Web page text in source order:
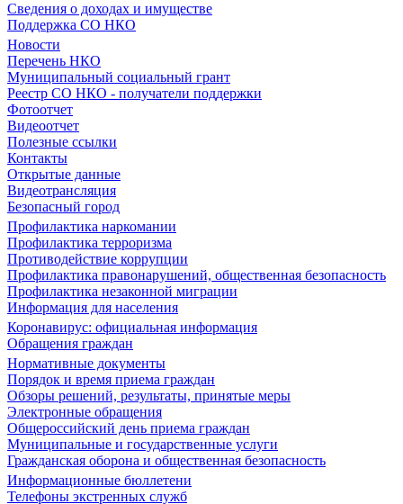
Сведения о доходах и имуществе
Поддержка СО НКО
Новости
Перечень НКО
Муниципальный социальный грант
Реестр СО НКО - получатели поддержки
Фотоотчет
Видеоотчет
Полезные ссылки
Контакты
Открытые данные
Видеотрансляция
Безопасный город
Профилактика наркомании
Профилактика терроризма
Противодействие коррупции
Профилактика правонарушений, общественная безопасность
Профилактика незаконной миграции
Информация для населения
Коронавирус: официальная информация
Обращения граждан
Нормативные документы
Порядок и время приема граждан
Обзоры решений, результаты, принятые меры
Электронные обращения
Общероссийский день приема граждан
Муниципальные и государственные услуги
Гражданская оборона и общественная безопасность
Информационные бюллетени
Телефоны экстренных служб